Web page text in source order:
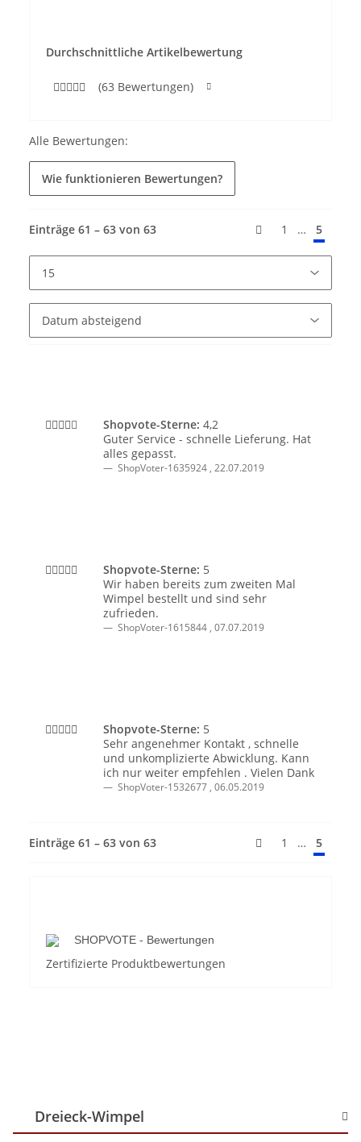
Durchschnittliche Artikelbewertung
(63 Bewertungen)
Alle Bewertungen:
Wie funktionieren Bewertungen?
Einträge 61 – 63 von 63 1 … 5
Shopvote-Sterne: 4,2
Guter Service - schnelle Lieferung. Hat
alles gepasst.
ShopVoter-1635924 , 22.07.2019
Shopvote-Sterne: 5
Wir haben bereits zum zweiten Mal
Wimpel bestellt und sind sehr
zufrieden.
ShopVoter-1615844 , 07.07.2019
Shopvote-Sterne: 5
Sehr angenehmer Kontakt , schnelle
und unkomplizierte Abwicklung. Kann
ich nur weiter empfehlen . Vielen Dank
ShopVoter-1532677 , 06.05.2019
Einträge 61 – 63 von 63 1 … 5
SHOPVOTE - Bewertungen
Zertifizierte Produktbewertungen
Dreieck-Wimpel